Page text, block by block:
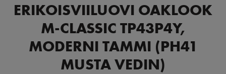
ERIKOISVIILUOVI OAKLOOK
M-CLASSIC TP43P4Y,
MODERNI TAMMI (PH41
MUSTA VEDIN)